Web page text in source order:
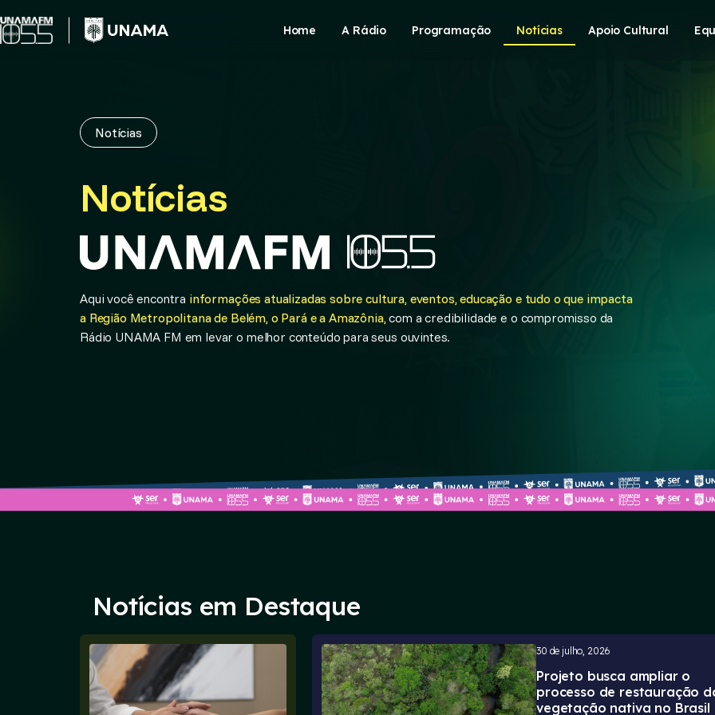
to
content
Home A Rádio Programação Notícias Apoio Cultural
Notícias
Notícias
Aqui você encontra informações atualizadas sobre cultura, eventos, educação e tudo o que impacta
a Região Metropolitana de Belém, o Pará e a Amazônia,com a credibilidade e o compromisso da
Rádio UNAMA FM em levar o melhor conteúdo para seus ouvintes.
Notícias em Destaque
30 de julho, 2026
Projeto busca ampliar o
processo de restauração
vegetação nativa no Brasil